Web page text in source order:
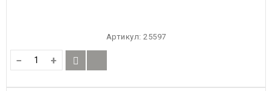
Артикул: 25597
− +